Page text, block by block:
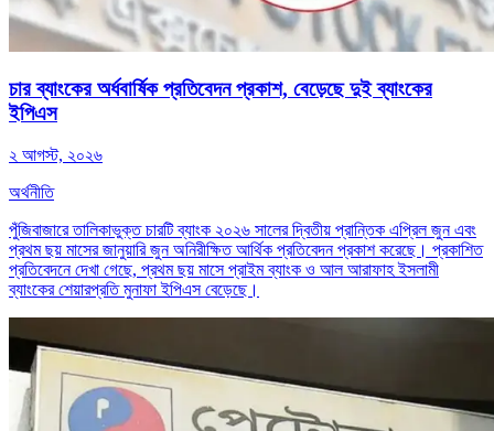
চার ব্যাংকের অর্ধবার্ষিক প্রতিবেদন প্রকাশ, বেড়েছে দুই ব্যাংকের
ইপিএস
২ আগস্ট, ২০২৬
অর্থনীতি
পুঁজিবাজারে তালিকাভুক্ত চারটি ব্যাংক ২০২৬ সালের দ্বিতীয় প্রান্তিক এপ্রিল জুন এবং
প্রথম ছয় মাসের জানুয়ারি জুন অনিরীক্ষিত আর্থিক প্রতিবেদন প্রকাশ করেছে। প্রকাশিত
প্রতিবেদনে দেখা গেছে, প্রথম ছয় মাসে প্রাইম ব্যাংক ও আল আরাফাহ ইসলামী
ব্যাংকের শেয়ারপ্রতি মুনাফা ইপিএস বেড়েছে।